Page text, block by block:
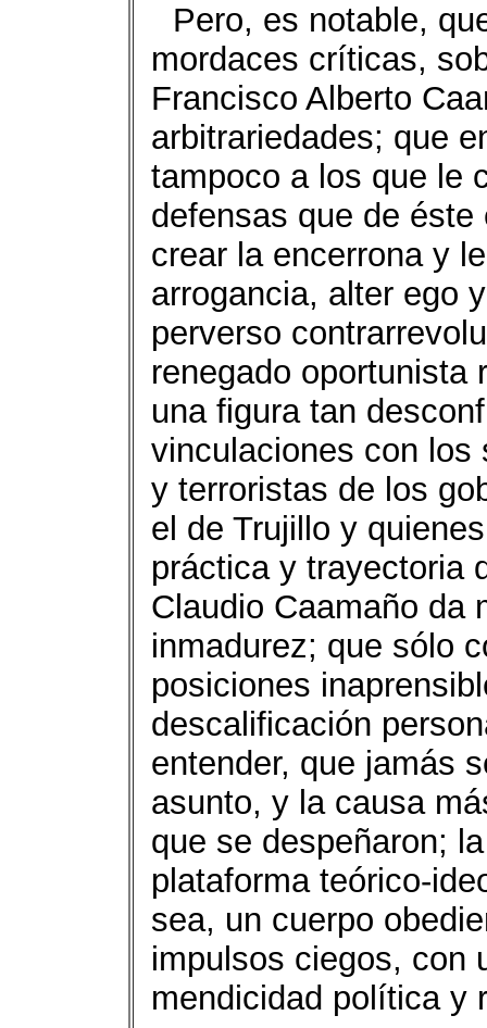
Pero, es notable,
mordaces críticas,
Francisco Alberto
arbitrariedades; que
tampoco a los que le
defensas que de
crear la encerrona y
arrogancia, alter ego
perverso
renegado oportunista
una figura tan
vinculaciones con los
y terroristas de los
el de Trujillo y
práctica y trayectoria
Claudio Caamaño da
inmadurez; que sólo
posiciones
descalificación
entender, que jamás
asunto, y la causa
que se despeñaron;
plataforma teórico-
sea, un cuerpo
impulsos ciegos, con
mendicidad política y